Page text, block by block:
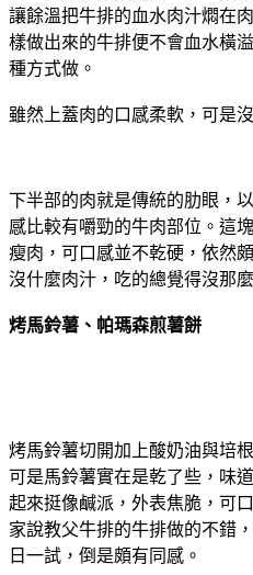
讓餘溫把牛排的血水肉汁燜在
樣做出來的牛排便不會血水橫
種方式做。
雖然上蓋肉的口感柔軟，可是
下半部的肉就是傳統的肋眼，
感比較有嚼勁的牛肉部位。這
瘦肉，可口感並不乾硬，依然
沒什麼肉汁，吃的總覺得沒那
烤馬鈴薯、帕瑪森煎薯餅
烤馬鈴薯切開加上酸奶油與培
可是馬鈴薯實在是乾了些，味
起來挺像鹹派，外表焦脆，可
家說教父牛排的牛排做的不錯
日一試，倒是頗有同感。